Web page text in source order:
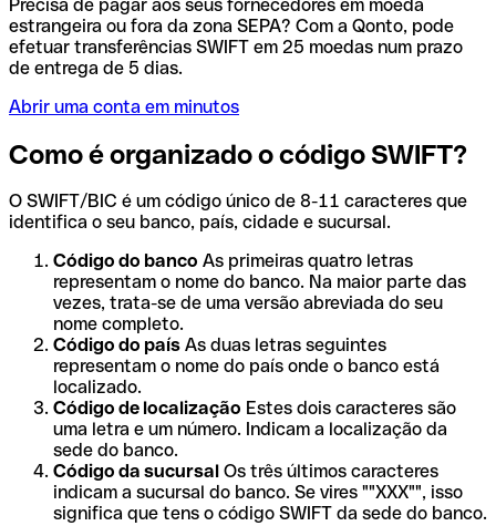
Precisa de pagar aos seus fornecedores em moeda
estrangeira ou fora da zona SEPA? Com a Qonto, pode
efetuar transferências SWIFT em 25 moedas num prazo
de entrega de 5 dias.
Abrir uma conta em minutos
Como é organizado o código SWIFT?
O SWIFT/BIC é um código único de 8-11 caracteres que
identifica o seu banco, país, cidade e sucursal.
Código do banco As primeiras quatro letras
representam o nome do banco. Na maior parte das
vezes, trata-se de uma versão abreviada do seu
nome completo.
Código do país As duas letras seguintes
representam o nome do país onde o banco está
localizado.
Código de localização Estes dois caracteres são
uma letra e um número. Indicam a localização da
sede do banco.
Código da sucursal Os três últimos caracteres
indicam a sucursal do banco. Se vires ""XXX"", isso
significa que tens o código SWIFT da sede do banco.